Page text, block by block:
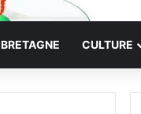
BRETAGNE CULTURE